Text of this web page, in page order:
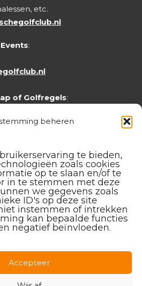
beheren
te bieden,
zoals cookies
op te slaan en/of te
in te stemmen met deze
we gegevens zoals
ID's op deze site
instemmen of intrekken
kan bepaalde functies
negatief beïnvloeden.
Accepteer
etc.
:
of Golfregels:
Instagram